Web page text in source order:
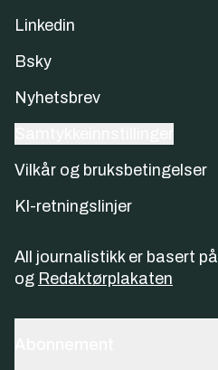
Linkedin
Bsky
Nyhetsbrev
Vilkår og bruksbetingelser
KI-retningslinjer
All journalistikk er basert på
og Redaktørplakaten